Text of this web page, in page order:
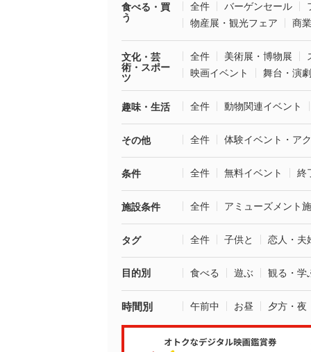
食べる・買
う
全件 バーゲンセール
物産展・観光フェア
商
文化・芸
術・スポー
ツ
全件 美術展・博物展
映画イベント
舞台・演劇
趣味・生活 全件 動物関連イベント
その他 全件 体験イベント・ア
条件 全件 無料イベント 終
施設条件 全件 アミューズメント
タグ 全件 子供と 恋人・夫
目的別 食べる 遊ぶ 観る・学
時間別 午前中 お昼 夕方・夜